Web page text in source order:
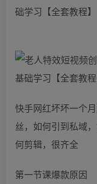
础学习【全套教程】
快手网红坏坏一个
丝，如何引到私域
何剪辑，很齐全
第一节课爆款原因